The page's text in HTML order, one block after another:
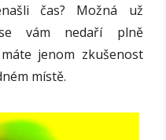
čas? Možná už
vám nedaří plně
jenom zkušenost
místě.